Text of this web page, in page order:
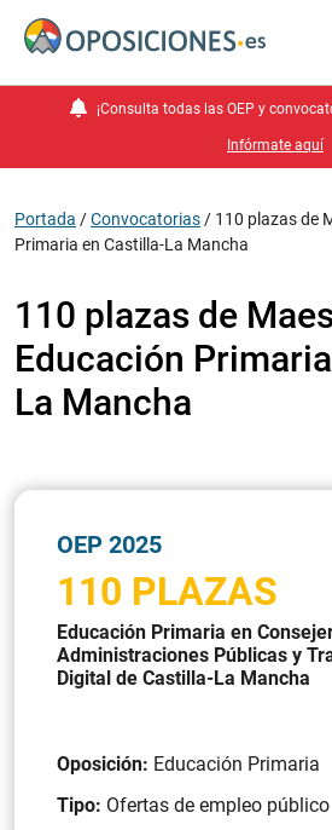
¡Consulta todas las OEP y
Infórmate aquí
Portada /Convocatorias / 110 plazas de
Primaria en Castilla-La Mancha
110 plazas de
Educación
La Mancha
OEP 2025
110 PLAZAS
Educación Primaria en
Administraciones Públicas y
Digital de Castilla-La Mancha
Oposición: Educación Primaria
Tipo: Ofertas de empleo público